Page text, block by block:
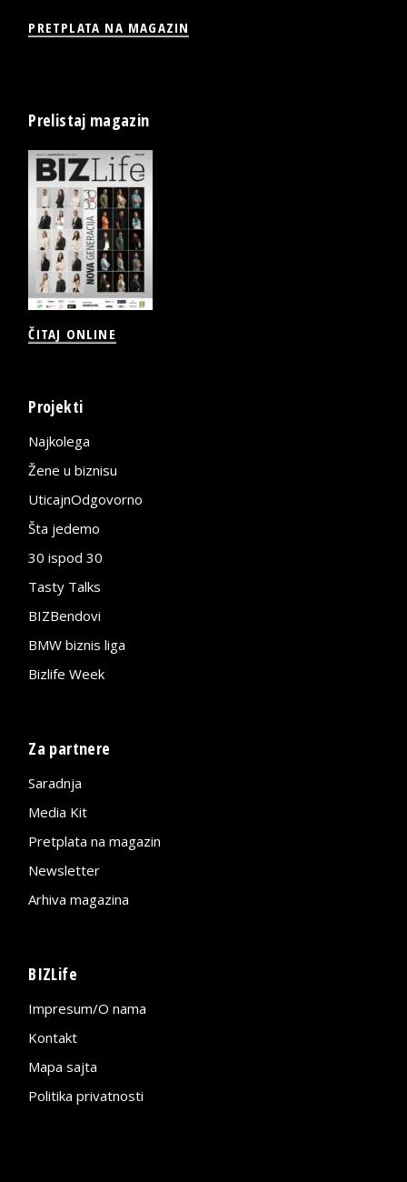
PRETPLATA NA MAGAZIN
Prelistaj magazin
ČITAJ ONLINE
Projekti
Najkolega
Žene u biznisu
UticajnOdgovorno
Šta jedemo
30 ispod 30
Tasty Talks
BIZBendovi
BMW biznis liga
Bizlife Week
Za partnere
Saradnja
Media Kit
Pretplata na magazin
Newsletter
Arhiva magazina
BIZLife
Impresum/O nama
Kontakt
Mapa sajta
Politika privatnosti